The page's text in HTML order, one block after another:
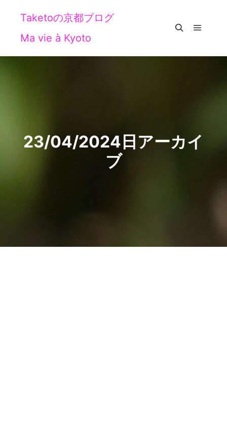
Taketoの京都ブログ
Ma vie à Kyoto
23/04/2024日アーカイ
ブ